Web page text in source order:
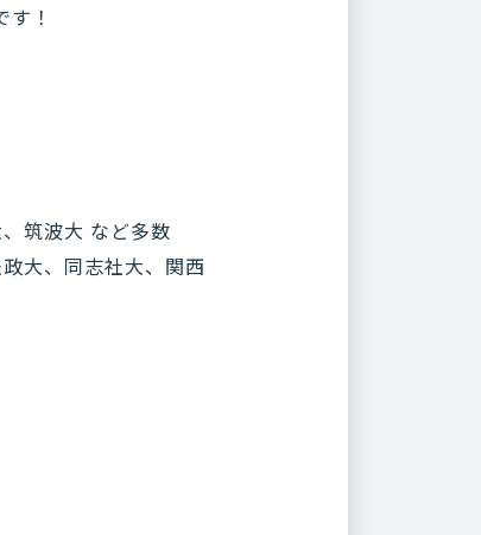
！
筑波大 など多数
大、同志社大、関西